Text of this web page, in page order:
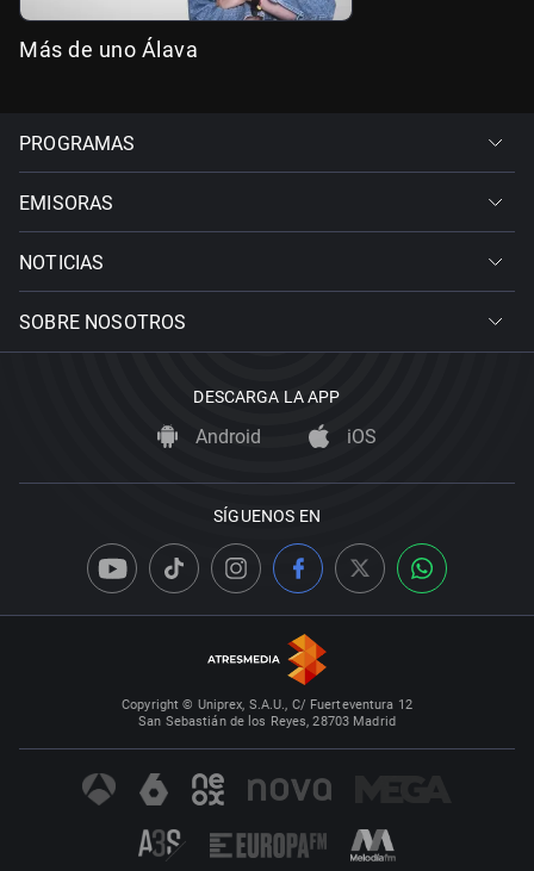
Más de uno Álava
PROGRAMAS
EMISORAS
NOTICIAS
SOBRE NOSOTROS
DESCARGA LA APP
Android iOS
SÍGUENOS EN
Copyright © Uniprex, S.A.U., C/ Fuerteventura 12
San Sebastián de los Reyes, 28703 Madrid